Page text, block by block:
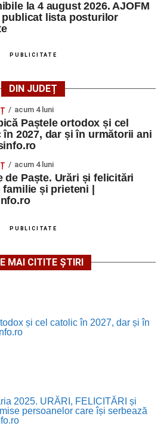
la 4 august 2026. AJOFM
publicat lista posturilor
PUBLICITATE
DIN JUDEȚ
acum 4 luni
Paștele ortodox și cel
în 2027, dar și în următorii ani
acum 4 luni
de Paște. Urări și felicitări
familie și prieteni |
PUBLICITATE
MAI CITITE ȘTIRI
și cel catolic în 2027, dar și în
2025. URĂRI, FELICITĂRI și
persoanelor care își serbează